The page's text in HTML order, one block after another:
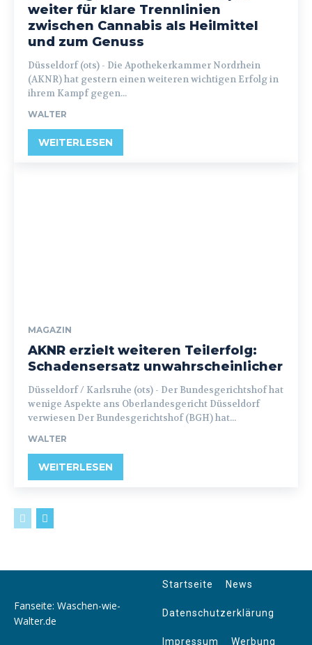
weiter für klare Trennlinien
zwischen Cannabis als Heilmittel
und zum Genuss
Düsseldorf (ots) - Die Apothekerkammer Nordrhein
(AKNR) hat gestern einen weiteren wichtigen Erfolg in
ihrem Kampf gegen...
WALTER
WEITERLESEN
MAGAZIN
AKNR erzielt weiteren Teilerfolg:
Schadensersatz unwahrscheinlicher
Düsseldorf / Karlsruhe (ots) - Der Bundesgerichtshof hat
wenige Aspekte ans Oberlandesgericht Düsseldorf
verwiesen Der Bundesgerichtshof (BGH) hat...
WALTER
WEITERLESEN
Fanseite: Waschen-wie-
Walter.de
Startseite News
Datenschutzerklärung
Impressum Werbung